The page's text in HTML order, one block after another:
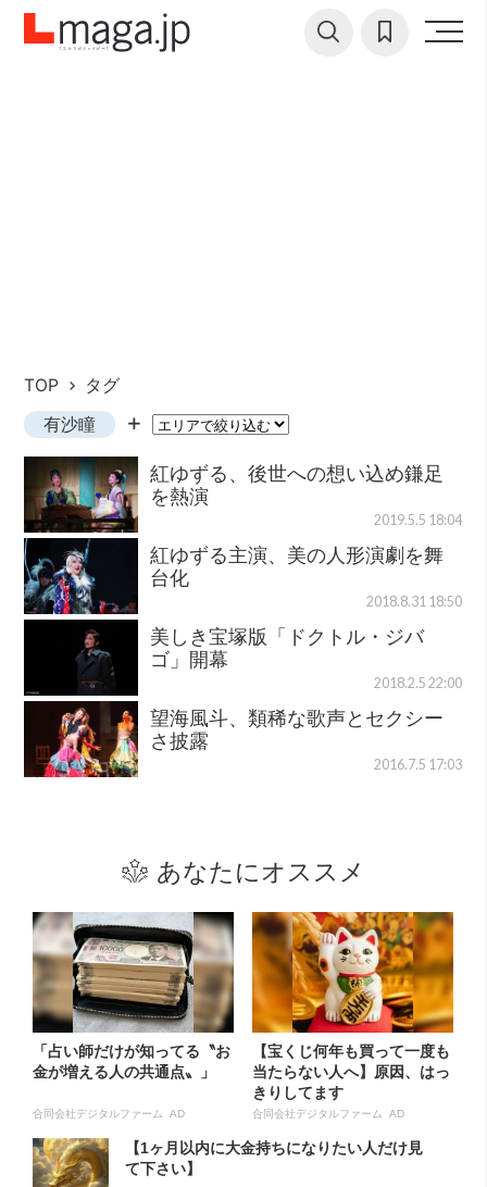
TOP
タグ
有沙瞳
紅ゆずる、後世への想い込め鎌足
を熱演
2019.5.5 18:04
紅ゆずる主演、美の人形演劇を舞
台化
2018.8.31 18:50
美しき宝塚版「ドクトル・ジバ
ゴ」開幕
2018.2.5 22:00
望海風斗、類稀な歌声とセクシー
さ披露
2016.7.5 17:03
あなたにオススメ
「占い師だけが知ってる〝お
金が増える人の共通点〟」
合同会社デジタルファーム AD
【宝くじ何年も買って一度も
当たらない人へ】原因、はっ
きりしてます
合同会社デジタルファーム AD
【1ヶ月以内に大金持ちになりたい人だけ見
て下さい】